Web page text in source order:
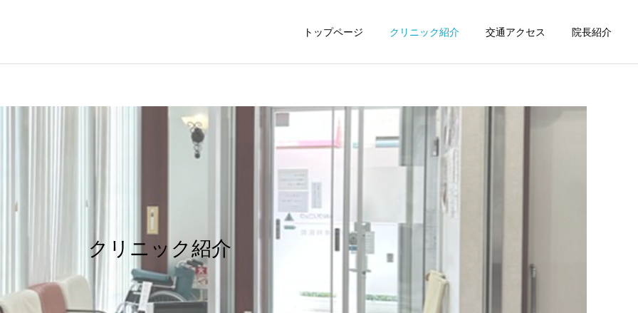
トップページ クリニック紹介 交通アクセス 院長紹介
クリニック紹介